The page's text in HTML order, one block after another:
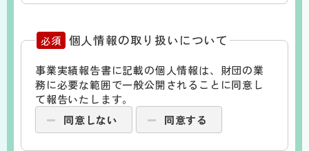
必須 個人情報の取り扱いについて
事業実績報告書に記載の個人情報は、財団の業
務に必要な範囲で一般公開されることに同意し
て報告いたします。
同意しない
同意する